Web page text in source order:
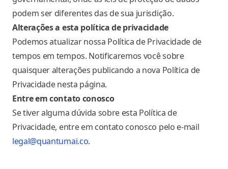
podem ser diferentes das de sua jurisdição.
Alterações a esta política de privacidade
Podemos atualizar nossa Política de Privacidade de
tempos em tempos. Notificaremos você sobre
quaisquer alterações publicando a nova Política de
Privacidade nesta página.
Entre em contato conosco
Se tiver alguma dúvida sobre esta Política de
Privacidade, entre em contato conosco pelo e-mail
legal@quantumai.co.